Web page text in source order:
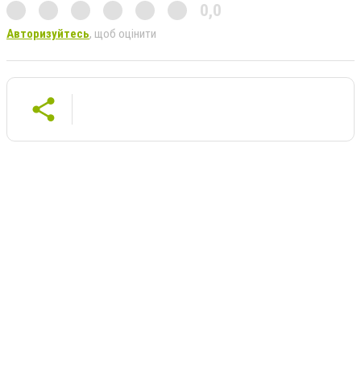
0,0
Авторизуйтесь, щоб оцінити